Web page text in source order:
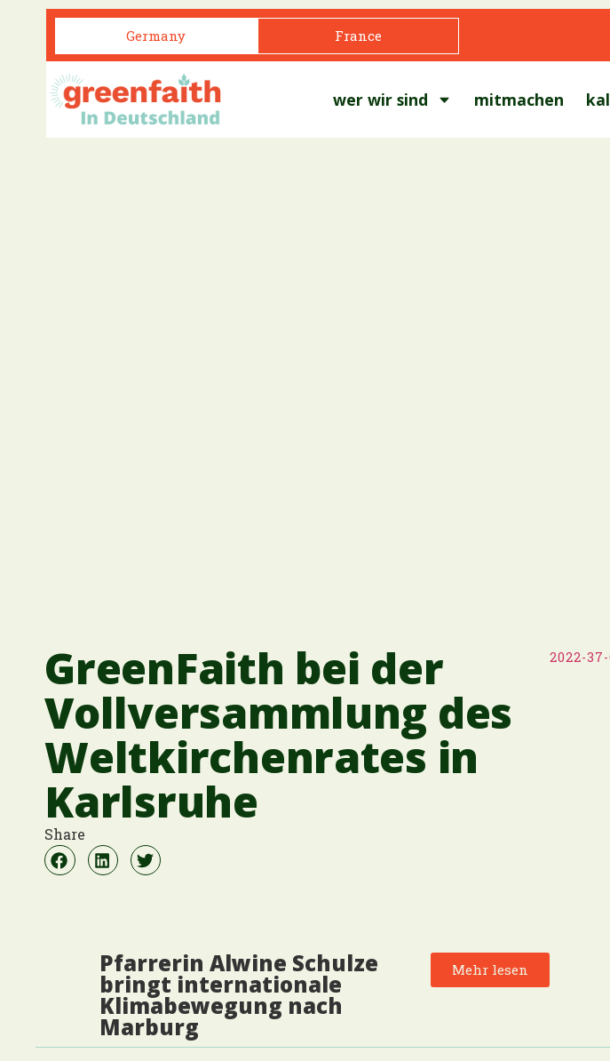
Germany France
wer wir sind mitmachen
GreenFaith bei der
Vollversammlung des
Weltkirchenrates in
Karlsruhe
Share
2022-
Pfarrerin Alwine Schulze
bringt internationale
Klimabewegung nach
Marburg
Mehr lesen